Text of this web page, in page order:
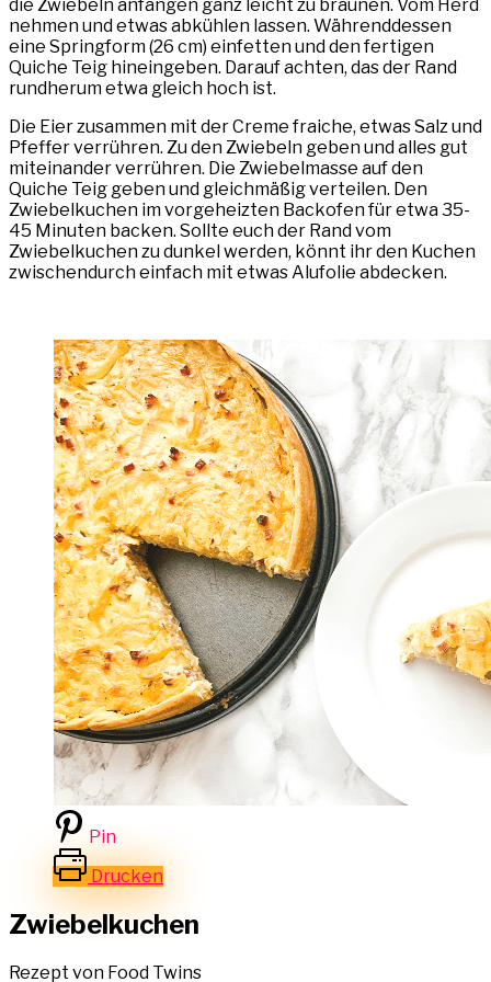
die Zwiebeln anfangen ganz leicht zu bräunen. Vom Herd
nehmen und etwas abkühlen lassen. Währenddessen
eine Springform (26 cm) einfetten und den fertigen
Quiche Teig hineingeben. Darauf achten, das der Rand
rundherum etwa gleich hoch ist.⠀
Die Eier zusammen mit der Creme fraiche, etwas Salz und
Pfeffer verrühren. Zu den Zwiebeln geben und alles gut
miteinander verrühren. Die Zwiebelmasse auf den
Quiche Teig geben und gleichmäßig verteilen. Den
Zwiebelkuchen im vorgeheizten Backofen für etwa 35-
45 Minuten backen. Sollte euch der Rand vom
Zwiebelkuchen zu dunkel werden, könnt ihr den Kuchen
zwischendurch einfach mit etwas Alufolie abdecken.⠀
Pin
Drucken
Zwiebelkuchen
Rezept von Food Twins